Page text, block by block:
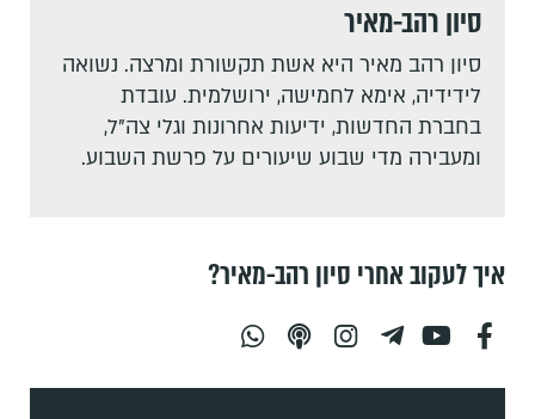
סיון רהב-מאיר
סיון רהב מאיר היא אשת תקשורת ומרצה. נשואה
לידידיה, אימא לחמישה, ירושלמית. עובדת
בחברת החדשות, ידיעות אחרונות וגלי צה"ל,
ומעבירה מדי שבוע שיעורים על פרשת השבוע.
איך לעקוב אחרי סיון רהב-מאיר?